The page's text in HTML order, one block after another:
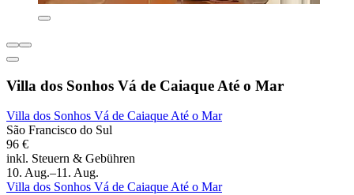
Villa dos Sonhos Vá de Caiaque Até o Mar
Villa dos Sonhos Vá de Caiaque Até o Mar
São Francisco do Sul
96 €
inkl. Steuern & Gebühren
10. Aug.–11. Aug.
Villa dos Sonhos Vá de Caiaque Até o Mar